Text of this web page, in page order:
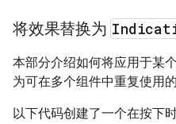
将效果替换为
本部分介绍如何将应用于某
为可在多个组件中重复使用的
以下代码创建了一个在按下